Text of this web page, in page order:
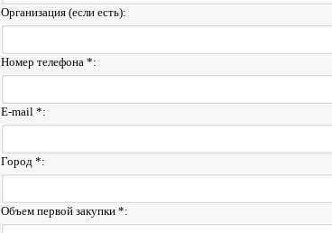
Организация (если есть):
Номер телефона *:
E-mail *:
Город *:
Объем первой закупки *: